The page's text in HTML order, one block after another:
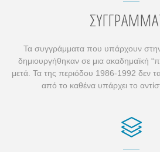
Τα συγγράμματα που υπάρχουν στην
δημιουργήθηκαν σε μια ακαδημαϊκή
μετά. Τα της περιόδου 1986-1992 δεν
από το καθένα υπάρχει το